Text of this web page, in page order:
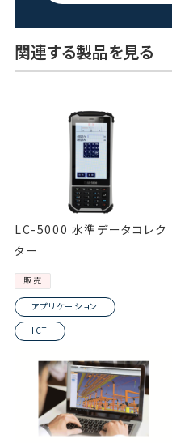
関連する製品を見る
LC-5000 水準データコレク
ター
販売
アプリケーション
ICT